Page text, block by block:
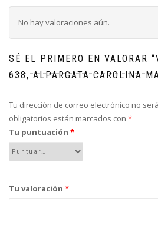
No hay valoraciones aún.
SÉ EL PRIMERO EN VALORAR
638, ALPARGATA CAROLINA
Tu dirección de correo electrónico no
obligatorios están marcados con *
Tu puntuación *
Tu valoración *